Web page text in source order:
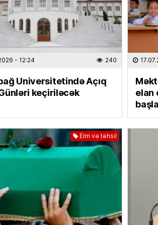
detal
kimliyi
etdi –
- 12:24 240
Universitetində Açıq
keçiriləcək
elan
Elm və təhsil